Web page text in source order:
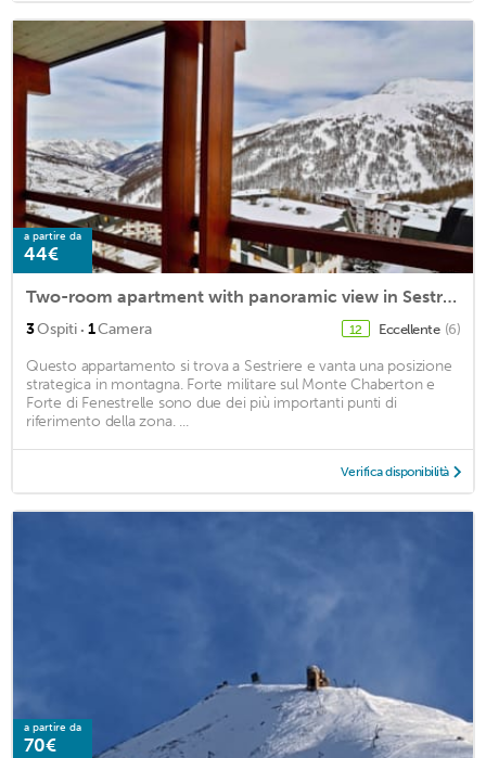
a partire da
44€
Two-room apartment with panoramic view in Sestriere
3Ospiti · 1Camera 12 Eccellente (6)
Questo appartamento si trova a Sestriere e vanta una posizione
strategica in montagna. Forte militare sul Monte Chaberton e
Forte di Fenestrelle sono due dei più importanti punti di
riferimento della zona. ...
Verifica disponibilità
a partire da
70€